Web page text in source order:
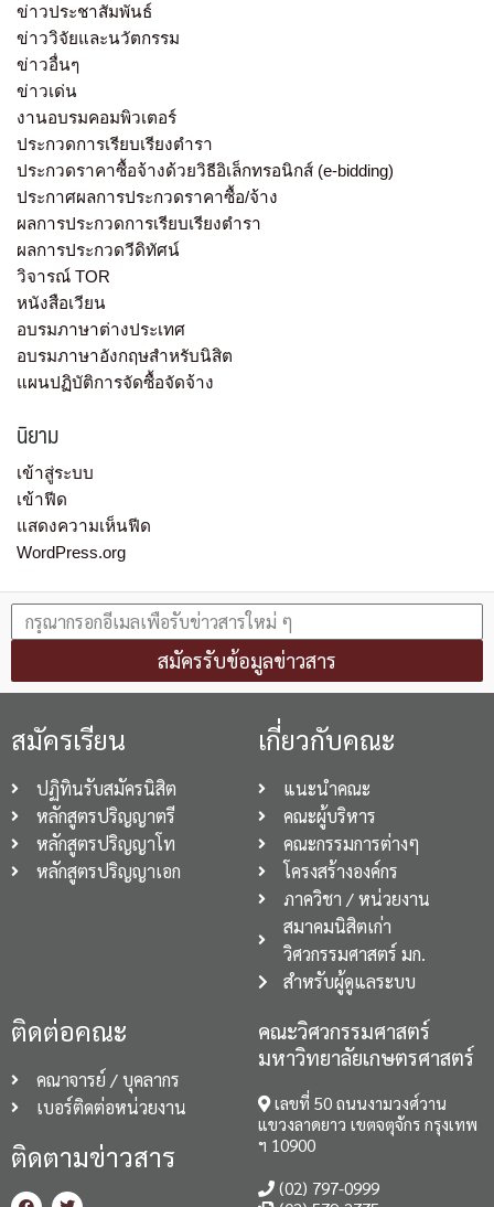
ข่าวประชาสัมพันธ์
ข่าววิจัยและนวัตกรรม
ข่าวอื่นๆ
ข่าวเด่น
งานอบรมคอมพิวเตอร์
ประกวดการเรียบเรียงตำรา
ประกวดราคาซื้อจ้างด้วยวิธีอิเล็กทรอนิกส์ (e-bidding)
ประกาศผลการประกวดราคาซื้อ/จ้าง
ผลการประกวดการเรียบเรียงตำรา
ผลการประกวดวีดิทัศน์
วิจารณ์ TOR
หนังสือเวียน
อบรมภาษาต่างประเทศ
อบรมภาษาอังกฤษสำหรับนิสิต
แผนปฏิบัติการจัดซื้อจัดจ้าง
นิยาม
เข้าสู่ระบบ
เข้าฟีด
แสดงความเห็นฟีด
WordPress.org
สมัครรับข้อมูลข่าวสาร
สมัครเรียน
ปฏิทินรับสมัครนิสิต
หลักสูตรปริญญาตรี
หลักสูตรปริญญาโท
หลักสูตรปริญญาเอก
เกี่ยวกับคณะ
แนะนำคณะ
คณะผู้บริหาร
คณะกรรมการต่างๆ
โครงสร้างองค์กร
ภาควิชา / หน่วยงาน
สมาคมนิสิตเก่า
วิศวกรรมศาสตร์ มก.
สำหรับผู้ดูแลระบบ
ติดต่อคณะ
คณาจารย์ / บุคลากร
เบอร์ติดต่อหน่วยงาน
ติดตามข่าวสาร
คณะวิศวกรรมศาสตร์
มหาวิทยาลัยเกษตรศาสตร์
เลขที่ 50 ถนนงามวงศ์วาน
แขวงลาดยาว เขตจตุจักร กรุงเทพ
ฯ 10900
(02) 797-0999